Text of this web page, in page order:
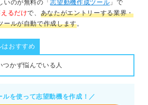
いのが無料の「志望動機作成ツール 」で
るだけで、 あなたがエントリーする業界・
ールが自動で作成します。
はおすすめ
つかず悩んでいる人
ルを使って志望動機を作成！／